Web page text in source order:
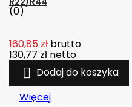
(0)
160,85 zł brutto
130,77 zł netto
 Dodaj do koszyka
Więcej